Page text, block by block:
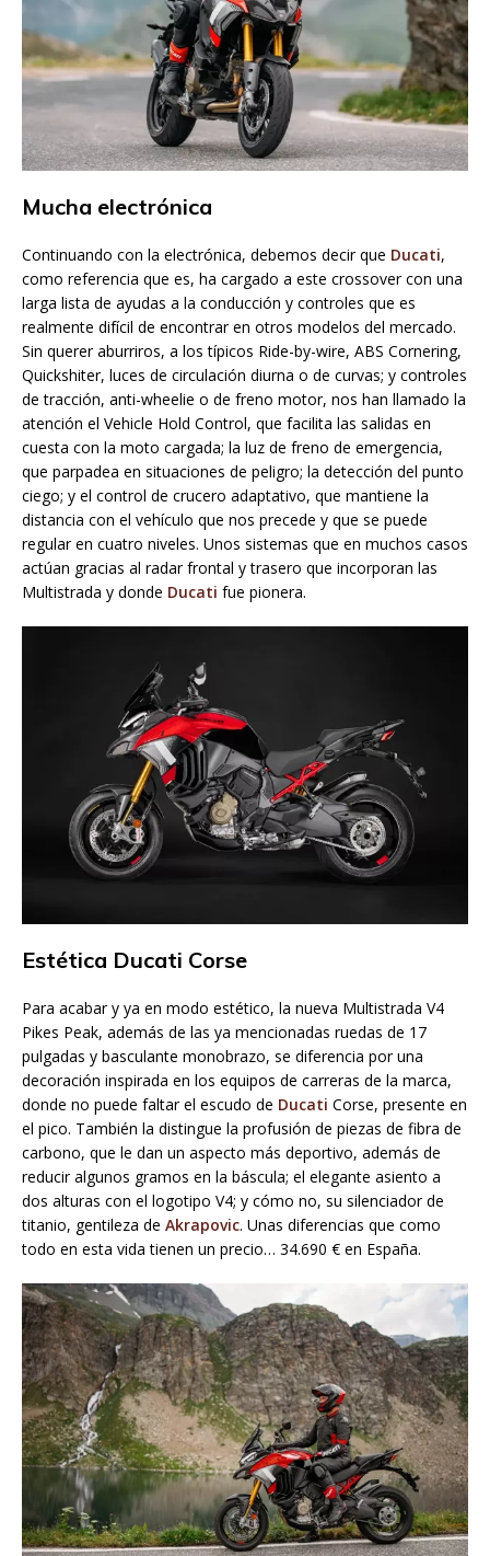
Mucha electrónica
Continuando con la electrónica, debemos decir que Ducati,
como referencia que es, ha cargado a este crossover con una
larga lista de ayudas a la conducción y controles que es
realmente difícil de encontrar en otros modelos del mercado.
Sin querer aburriros, a los típicos Ride-by-wire, ABS Cornering,
Quickshiter, luces de circulación diurna o de curvas; y controles
de tracción, anti-wheelie o de freno motor, nos han llamado la
atención el Vehicle Hold Control, que facilita las salidas en
cuesta con la moto cargada; la luz de freno de emergencia,
que parpadea en situaciones de peligro; la detección del punto
ciego; y el control de crucero adaptativo, que mantiene la
distancia con el vehículo que nos precede y que se puede
regular en cuatro niveles. Unos sistemas que en muchos casos
actúan gracias al radar frontal y trasero que incorporan las
Multistrada y donde Ducati fue pionera.
Estética Ducati Corse
Para acabar y ya en modo estético, la nueva Multistrada V4
Pikes Peak, además de las ya mencionadas ruedas de 17
pulgadas y basculante monobrazo, se diferencia por una
decoración inspirada en los equipos de carreras de la marca,
donde no puede faltar el escudo de Ducati Corse, presente en
el pico. También la distingue la profusión de piezas de fibra de
carbono, que le dan un aspecto más deportivo, además de
reducir algunos gramos en la báscula; el elegante asiento a
dos alturas con el logotipo V4; y cómo no, su silenciador de
titanio, gentileza de Akrapovic. Unas diferencias que como
todo en esta vida tienen un precio… 34.690 € en España.